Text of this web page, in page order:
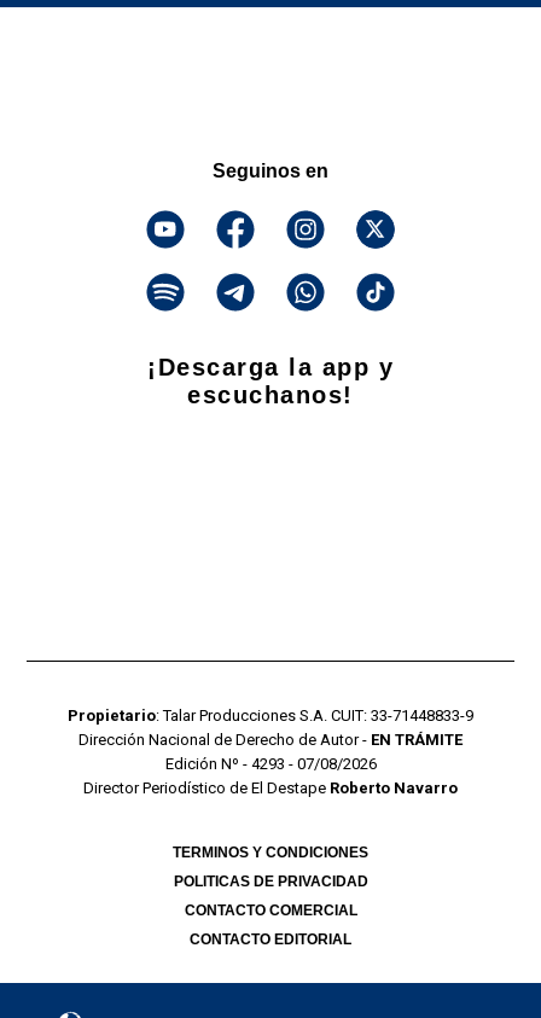
Seguinos en
¡Descarga la app y
escuchanos!
Propietario: Talar Producciones S.A. CUIT: 33-71448833-9
Dirección Nacional de Derecho de Autor - EN TRÁMITE
Edición Nº - 4293 - 07/08/2026
Director Periodístico de El Destape Roberto Navarro
TERMINOS Y CONDICIONES
POLITICAS DE PRIVACIDAD
CONTACTO COMERCIAL
CONTACTO EDITORIAL